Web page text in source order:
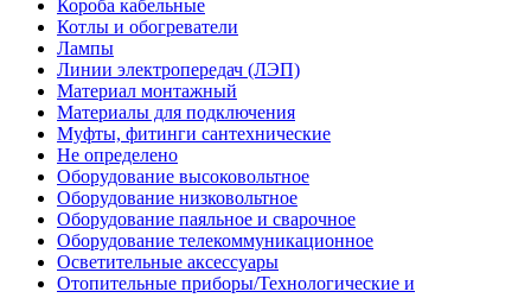
Короба кабельные
Котлы и обогреватели
Лампы
Линии электропередач (ЛЭП)
Материал монтажный
Материалы для подключения
Муфты, фитинги сантехнические
Не определено
Оборудование высоковольтное
Оборудование низковольтное
Оборудование паяльное и сварочное
Оборудование телекоммуникационное
Осветительные аксессуары
Отопительные приборы/Технологические и